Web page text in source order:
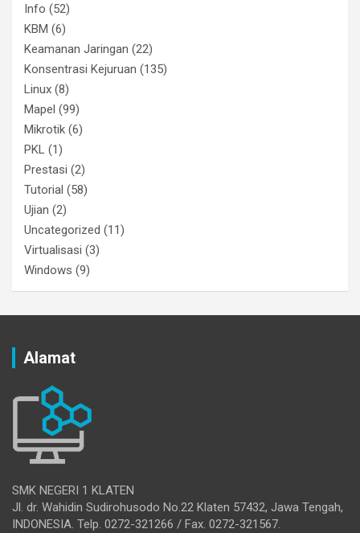
Info (52)
KBM (6)
Keamanan Jaringan (22)
Konsentrasi Kejuruan (135)
Linux (8)
Mapel (99)
Mikrotik (6)
PKL (1)
Prestasi (2)
Tutorial (58)
Ujian (2)
Uncategorized (11)
Virtualisasi (3)
Windows (9)
Alamat
SMK NEGERI 1 KLATEN
Jl. dr. Wahidin Sudirohusodo No.22 Klaten 57432, Jawa Tengah,
INDONESIA. Telp. 0272-321266 / Fax. 0272-321567.